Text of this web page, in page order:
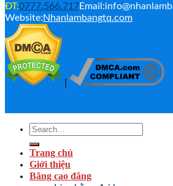
ĐT:0777.566.717
Website:Nhanlambangtq.com
Trang chủ
Giới thiệu
Bằng cao đẳng